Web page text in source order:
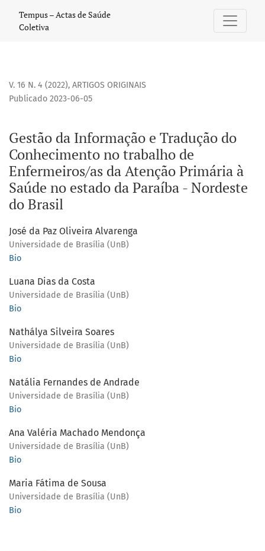
Gestão da Informação e Tradução do Conhecimento no
Tempus – Actas de Saúde
Coletiva
V. 16 N. 4 (2022), ARTIGOS ORIGINAIS
Gestão da Informação e Tradução do
Conhecimento no trabalho de
Enfermeiros/as da Atenção Primária à
Saúde no estado da Paraíba - Nordeste
do Brasil
Publicado 2023-06-05
José da Paz Oliveira Alvarenga
Universidade de Brasília (UnB)
Bio
Luana Dias da Costa
Universidade de Brasília (UnB)
Bio
Nathálya Silveira Soares
Universidade de Brasília (UnB)
Bio
Natália Fernandes de Andrade
Universidade de Brasília (UnB)
Bio
Ana Valéria Machado Mendonça
Universidade de Brasília (UnB)
Bio
Maria Fátima de Sousa
Universidade de Brasília (UnB)
Bio